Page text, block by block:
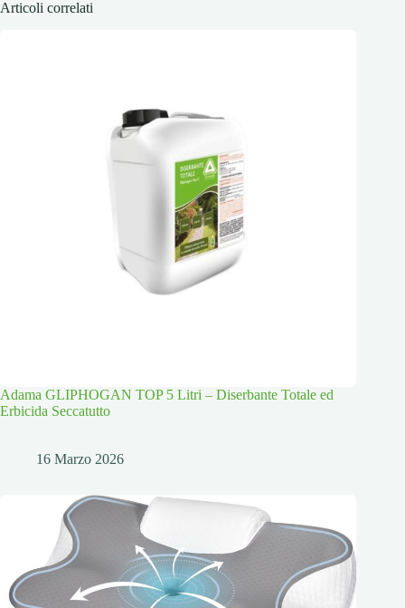
Articoli correlati
Adama GLIPHOGAN TOP 5 Litri – Diserbante Totale ed
Erbicida Seccatutto
16 Marzo 2026